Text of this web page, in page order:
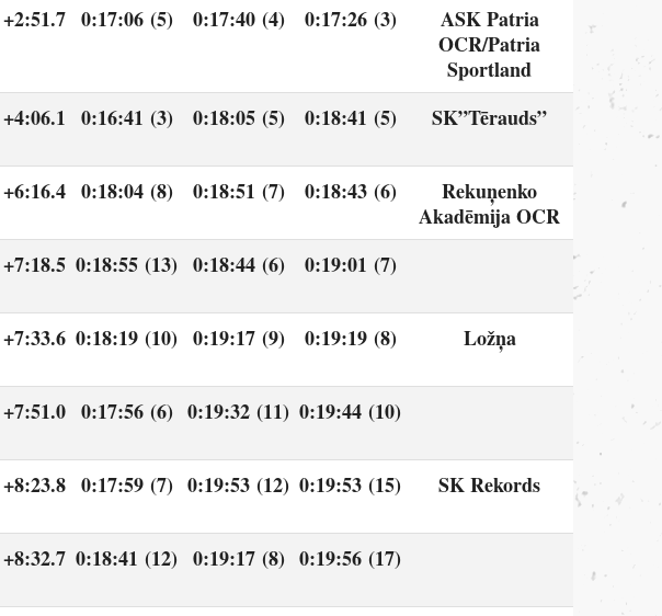
+2:51.7 0:17:06 (5) 0:17:40 (4) 0:17:26 (3)
ASK Patria
OCR/Patria
Sportland
+4:06.1 0:16:41 (3) 0:18:05 (5) 0:18:41 (5) SK”Tērauds”
+6:16.4 0:18:04 (8) 0:18:51 (7) 0:18:43 (6)
Rekuņenko
Akadēmija OCR
+7:18.5 0:18:55 (13) 0:18:44 (6) 0:19:01 (7)
+7:33.6 0:18:19 (10) 0:19:17 (9) 0:19:19 (8) Ložņa
+7:51.0 0:17:56 (6) 0:19:32 (11) 0:19:44 (10)
+8:23.8 0:17:59 (7) 0:19:53 (12) 0:19:53 (15) SK Rekords
+8:32.7 0:18:41 (12) 0:19:17 (8) 0:19:56 (17)